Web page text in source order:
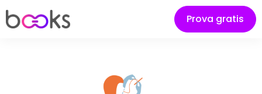
Prova gratis